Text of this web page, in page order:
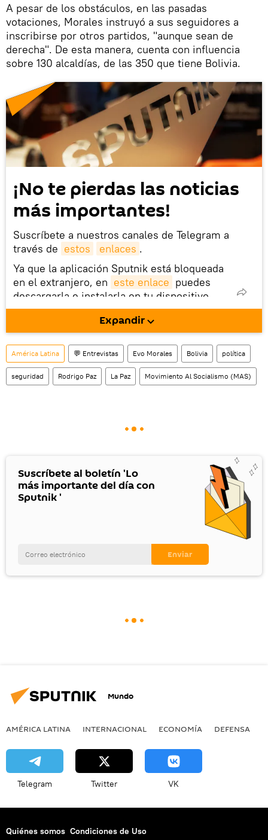
A pesar de los obstáculos, en las pasadas
votaciones, Morales instruyó a sus seguidores a
inscribirse por otros partidos, "aunque sean de
derecha". De esta manera, cuenta con influencia
sobre 130 alcaldías, de las 350 que tiene Bolivia.
¡No te pierdas las noticias
más importantes!
Suscríbete a nuestros canales de Telegram a
través de estos enlaces .
Ya que la aplicación Sputnik está bloqueada
en el extranjero, en este enlace puedes
descargarla e instalarla en tu dispositivo
móvil (¡solo para Android!).
Expandir
América Latina 💬 Entrevistas Evo Morales Bolivia política
seguridad Rodrigo Paz La Paz Movimiento Al Socialismo (MAS)
Suscríbete al boletín 'Lo
más importante del día con
Sputnik '
Mundo
AMÉRICA LATINA INTERNACIONAL ECONOMÍA DEFENSA
Telegram Twitter VK
Quiénes somos Condiciones de Uso